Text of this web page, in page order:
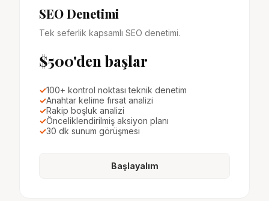
SEO Denetimi
Tek seferlik kapsamlı SEO denetimi.
$500'den başlar
✓100+ kontrol noktası teknik denetim
✓Anahtar kelime fırsat analizi
✓Rakip boşluk analizi
✓Önceliklendirilmiş aksiyon planı
✓30 dk sunum görüşmesi
Başlayalım